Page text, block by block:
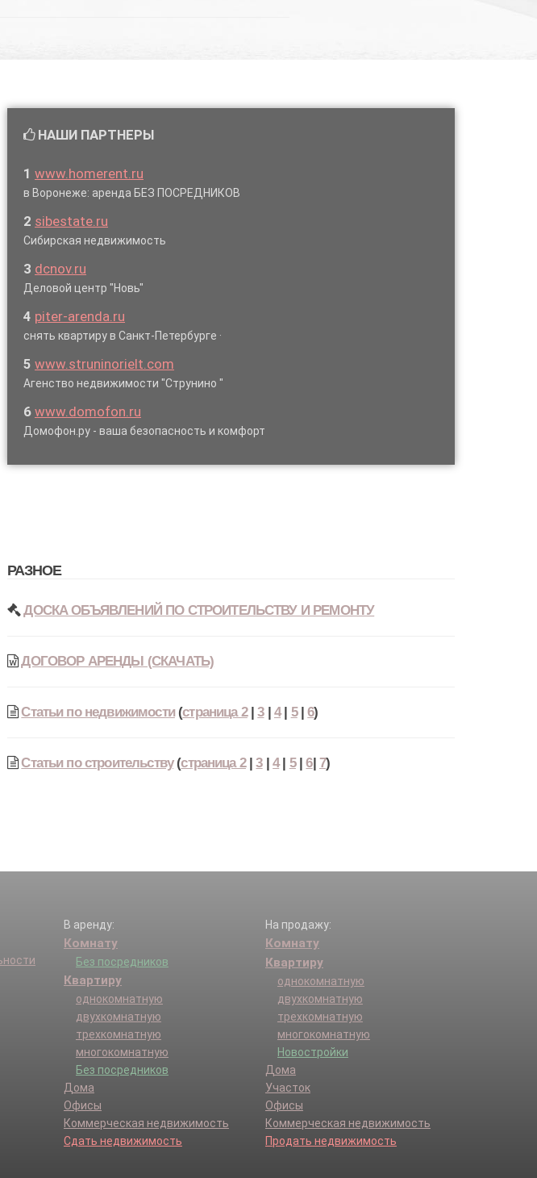
НАШИ ПАРТНЕРЫ
1 www.homerent.ru
в Воронеже: аренда БЕЗ ПОСРЕДНИКОВ
2 sibestate.ru
Сибирская недвижимость
3 dcnov.ru
Деловой центр "Новь"
4 piter-arenda.ru
снять квартиру в Санкт-Петербурге ·
5 www.struninorielt.com
Агенство недвижимости "Струнино "
6 www.domofon.ru
Домофон.ру - ваша безопасность и комфорт
РАЗНОЕ
ДОСКА ОБЪЯВЛЕНИЙ ПО СТРОИТЕЛЬСТВУ И РЕМОНТУ
ДОГОВОР АРЕНДЫ (СКАЧАТЬ)
Статьи по недвижимости(страница 2|3| 4| 5|6)
Статьи по строительству(страница 2|3|4| 5|6| 7)
В аренду:
Комнату
Без посредников
Квартиру
однокомнатную
двухкомнатную
трехкомнатную
многокомнатную
Без посредников
Дома
Офисы
Коммерческая недвижимость
Сдать недвижимость
На продажу:
Комнату
Квартиру
однокомнатную
двухкомнатную
трехкомнатную
многокомнатную
Новостройки
Дома
Участок
Офисы
Коммерческая недвижимость
Продать недвижимость